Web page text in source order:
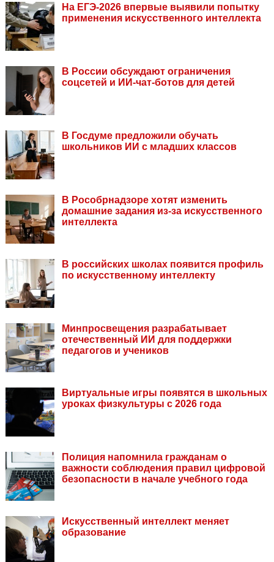
На ЕГЭ-2026 впервые выявили попытку
применения искусственного интеллекта
В России обсуждают ограничения
соцсетей и ИИ-чат-ботов для детей
В Госдуме предложили обучать
школьников ИИ с младших классов
В Рособрнадзоре хотят изменить
домашние задания из-за искусственного
интеллекта
В российских школах появится профиль
по искусственному интеллекту
Минпросвещения разрабатывает
отечественный ИИ для поддержки
педагогов и учеников
Виртуальные игры появятся в школьных
уроках физкультуры с 2026 года
Полиция напомнила гражданам о
важности соблюдения правил цифровой
безопасности в начале учебного года
Искусственный интеллект меняет
образование